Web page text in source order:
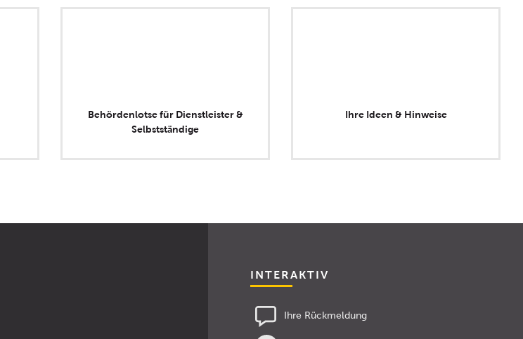
Behördenlotse für Dienstleister &
Selbstständige
Ihre Ideen & Hinweise
INTERAKTIV
Ihre Rückmeldung